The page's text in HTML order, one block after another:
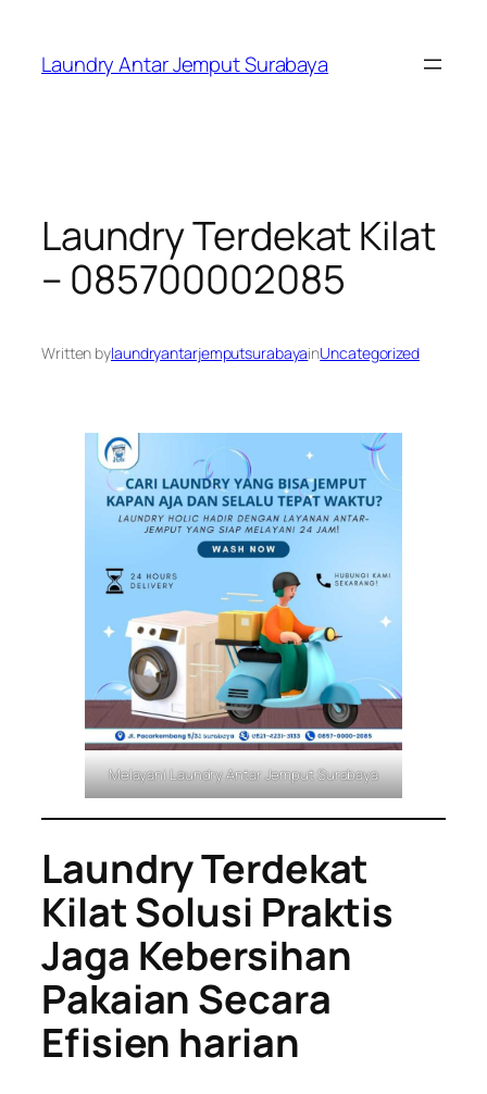
content
Laundry Antar Jemput Surabaya
Laundry Terdekat Kilat
– 085700002085
Written bylaundryantarjemputsurabayainUncategorized
Melayani Laundry Antar Jemput Surabaya
Laundry Terdekat
Kilat Solusi Praktis
Jaga Kebersihan
Pakaian Secara
Efisien harian